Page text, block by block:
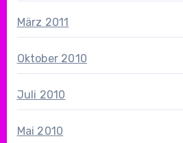
März 2011
Oktober 2010
Juli 2010
Mai 2010